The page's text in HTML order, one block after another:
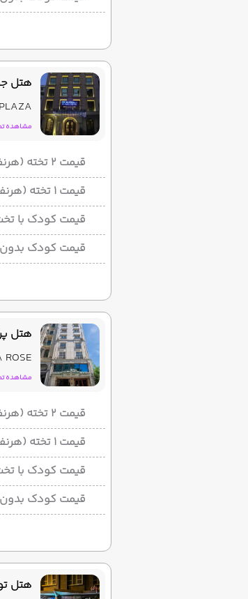
هتل
مشاهده
قیمت 2 تخته (هرنفر)
قیمت 1 تخته (هرنفر)
قیمت کودک با
قیمت کودک
هتل
ROSE
مشاهده
قیمت 2 تخته (هرنفر)
قیمت 1 تخته (هرنفر)
قیمت کودک با
قیمت کودک
هتل